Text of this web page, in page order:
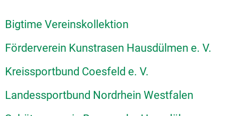
Bigtime Vereinskollektion
Förderverein Kunstrasen Hausdülmen e. V.
Kreissportbund Coesfeld e. V.
Landessportbund Nordrhein Westfalen